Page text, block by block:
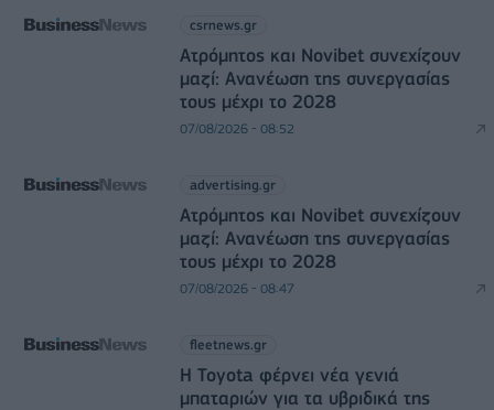
csrnews.gr
Ατρόμητος και Novibet συνεχίζουν
μαζί: Ανανέωση της συνεργασίας
τους μέχρι το 2028
07/08/2026 - 08:52
advertising.gr
Ατρόμητος και Novibet συνεχίζουν
μαζί: Ανανέωση της συνεργασίας
τους μέχρι το 2028
07/08/2026 - 08:47
fleetnews.gr
Η Toyota φέρνει νέα γενιά
μπαταριών για τα υβριδικά της